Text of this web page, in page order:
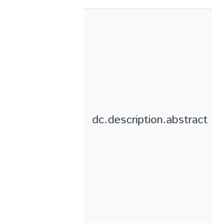
dc.description.abstract